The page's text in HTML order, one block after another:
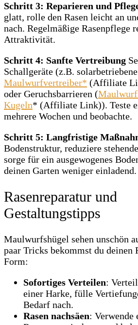
Schritt 3: Reparieren und
glatt, rolle den Rasen leicht an
nach. Regelmäßige Rasenpflege
Attraktivität.
Schritt 4: Sanfte Vertreibung
Schallgeräte (z.B. solarbetriebene
Maulwurfvertreiber* (Affiliate
oder Geruchsbarrieren (
Kugeln* (Affiliate Link)). Teste
mehrere Wochen und beobachte.
Schritt 5: Langfristige
Bodenstruktur, reduziere
sorge für ein ausgewogenes
deinen Garten weniger einladend.
Rasenreparatur und
Gestaltungstipps
Maulwurfshügel sehen unschön
paar Tricks bekommst du deinen
Form:
Sofortiges Verteilen:
einer Harke, fülle
Bedarf nach.
Rasen nachsäen: Verwende